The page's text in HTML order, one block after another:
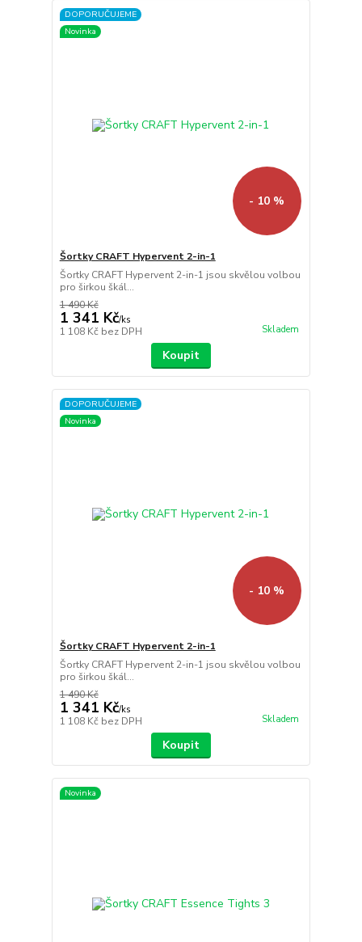
DOPORUČUJEME
Novinka
- 10 %
Šortky CRAFT Hypervent 2-in-1
Šortky CRAFT Hypervent 2-in-1 jsou skvělou volbou
pro širkou škál...
1 490 Kč
1 341 Kč/ks
1 108 Kč bez DPH Skladem
Koupit
DOPORUČUJEME
Novinka
- 10 %
Šortky CRAFT Hypervent 2-in-1
Šortky CRAFT Hypervent 2-in-1 jsou skvělou volbou
pro širkou škál...
1 490 Kč
1 341 Kč/ks
1 108 Kč bez DPH Skladem
Koupit
Novinka